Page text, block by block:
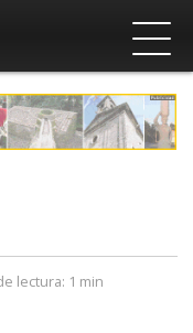
lectura: 1 min